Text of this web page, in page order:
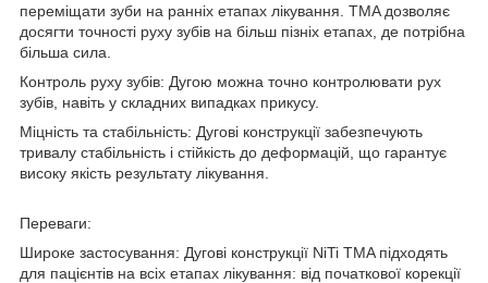
переміщати зуби на ранніх етапах лікування. TMA дозволяє
досягти точності руху зубів на більш пізніх етапах, де потрібна
більша сила.
Контроль руху зубів: Дугою можна точно контролювати рух
зубів, навіть у складних випадках прикусу.
Міцність та стабільність: Дугові конструкції забезпечують
тривалу стабільність і стійкість до деформацій, що гарантує
високу якість результату лікування.
Переваги:
Широке застосування: Дугові конструкції NiTi TMA підходять
для пацієнтів на всіх етапах лікування: від початкової корекції